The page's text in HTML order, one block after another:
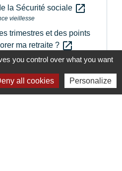
la Sécurité sociale open_in_new
vieillesse
trimestres et des points
ma retraite ? open_in_new
une erreur sur cette page
you control over what you want
all cookies Personalize